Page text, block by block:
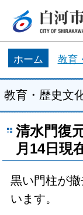
ホーム 教育
教育・歴史文
清水門復
月14日現
黒い門柱が
います。